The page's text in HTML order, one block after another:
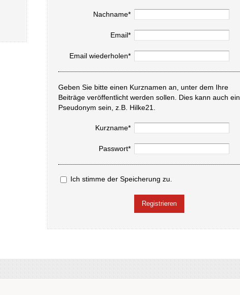
Nachname*
Email*
Email wiederholen*
Geben Sie bitte einen Kurznamen an, unter dem Ihre
Beiträge veröffentlicht werden sollen. Dies kann auch ein
Pseudonym sein, z.B. Hilke21.
Kurzname*
Passwort*
Ich stimme der Speicherung zu.